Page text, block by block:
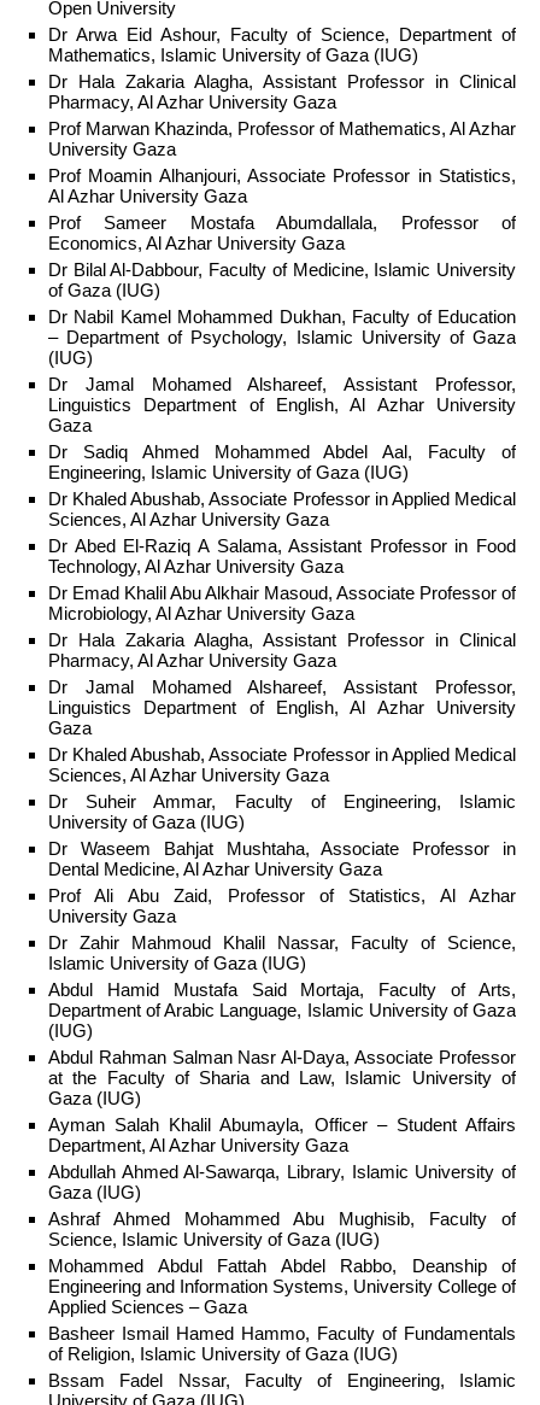
Open University
Dr Arwa Eid Ashour, Faculty of Science, Department of
Mathematics, Islamic University of Gaza (IUG)
Dr Hala Zakaria Alagha, Assistant Professor in Clinical
Pharmacy, Al Azhar University Gaza
Prof Marwan Khazinda, Professor of Mathematics, Al Azhar
University Gaza
Prof Moamin Alhanjouri, Associate Professor in Statistics,
Al Azhar University Gaza
Prof Sameer Mostafa Abumdallala, Professor of
Economics, Al Azhar University Gaza
Dr Bilal Al-Dabbour, Faculty of Medicine, Islamic University
of Gaza (IUG)
Dr Nabil Kamel Mohammed Dukhan, Faculty of Education
– Department of Psychology, Islamic University of Gaza
(IUG)
Dr Jamal Mohamed Alshareef, Assistant Professor,
Linguistics Department of English, Al Azhar University
Gaza
Dr Sadiq Ahmed Mohammed Abdel Aal, Faculty of
Engineering, Islamic University of Gaza (IUG)
Dr Khaled Abushab, Associate Professor in Applied Medical
Sciences, Al Azhar University Gaza
Dr Abed El-Raziq A Salama, Assistant Professor in Food
Technology, Al Azhar University Gaza
Dr Emad Khalil Abu Alkhair Masoud, Associate Professor of
Microbiology, Al Azhar University Gaza
Dr Hala Zakaria Alagha, Assistant Professor in Clinical
Pharmacy, Al Azhar University Gaza
Dr Jamal Mohamed Alshareef, Assistant Professor,
Linguistics Department of English, Al Azhar University
Gaza
Dr Khaled Abushab, Associate Professor in Applied Medical
Sciences, Al Azhar University Gaza
Dr Suheir Ammar, Faculty of Engineering, Islamic
University of Gaza (IUG)
Dr Waseem Bahjat Mushtaha, Associate Professor in
Dental Medicine, Al Azhar University Gaza
Prof Ali Abu Zaid, Professor of Statistics, Al Azhar
University Gaza
Dr Zahir Mahmoud Khalil Nassar, Faculty of Science,
Islamic University of Gaza (IUG)
Abdul Hamid Mustafa Said Mortaja, Faculty of Arts,
Department of Arabic Language, Islamic University of Gaza
(IUG)
Abdul Rahman Salman Nasr Al-Daya, Associate Professor
at the Faculty of Sharia and Law, Islamic University of
Gaza (IUG)
Ayman Salah Khalil Abumayla, Officer – Student Affairs
Department, Al Azhar University Gaza
Abdullah Ahmed Al-Sawarqa, Library, Islamic University of
Gaza (IUG)
Ashraf Ahmed Mohammed Abu Mughisib, Faculty of
Science, Islamic University of Gaza (IUG)
Mohammed Abdul Fattah Abdel Rabbo, Deanship of
Engineering and Information Systems, University College of
Applied Sciences – Gaza
Basheer Ismail Hamed Hammo, Faculty of Fundamentals
of Religion, Islamic University of Gaza (IUG)
Bssam Fadel Nssar, Faculty of Engineering, Islamic
University of Gaza (IUG)